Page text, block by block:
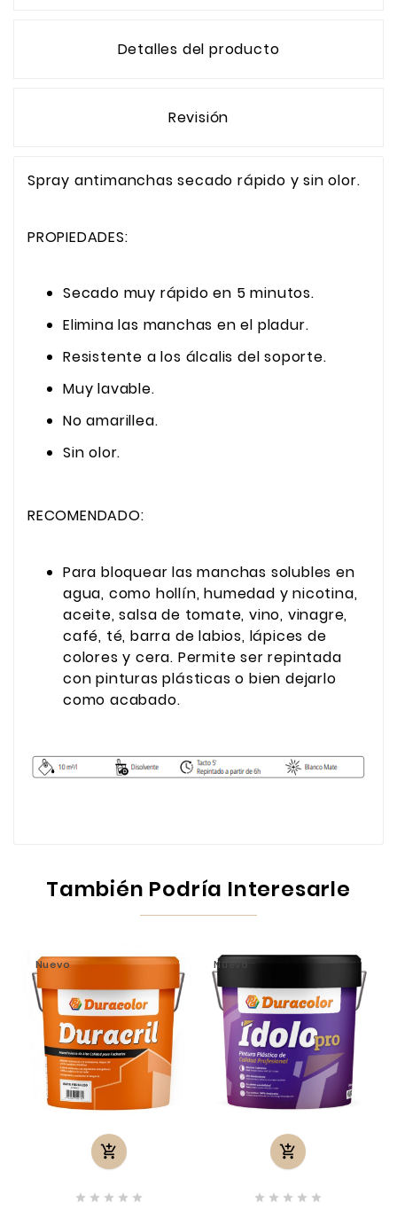
Detalles del producto
Revisión
Spray antimanchas secado rápido y sin olor.
PROPIEDADES:
Secado muy rápido en 5 minutos.
Elimina las manchas en el pladur.
Resistente a los álcalis del soporte.
Muy lavable.
No amarillea.
Sin olor.
RECOMENDADO:
Para bloquear las manchas solubles en
agua, como hollín, humedad y nicotina,
aceite, salsa de tomate, vino, vinagre,
café, té, barra de labios, lápices de
colores y cera. Permite ser repintada
con pinturas plásticas o bien dejarlo
como acabado.
También Podría Interesarle
Nuevo

    
Nuevo

    